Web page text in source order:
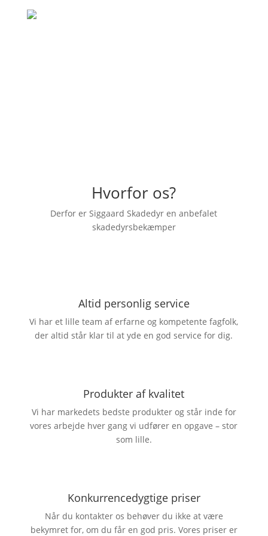
Hvorfor os?
Derfor er Siggaard Skadedyr en anbefalet
skadedyrsbekæmper
Altid personlig service
Vi har et lille team af erfarne og kompetente fagfolk,
der altid står klar til at yde en god service for dig.
Produkter af kvalitet
Vi har markedets bedste produkter og står inde for
vores arbejde hver gang vi udfører en opgave – stor
som lille.
Konkurrencedygtige priser
Når du kontakter os behøver du ikke at være
bekymret for, om du får en god pris. Vores priser er